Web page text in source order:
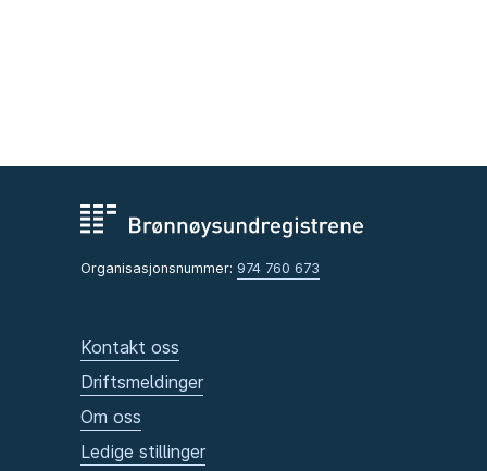
Organisasjonsnummer: 974 760 673
Kontakt oss
Driftsmeldinger
Om oss
Ledige stillinger